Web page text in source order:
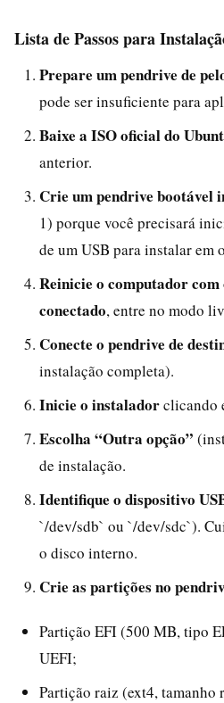
Lista de Passos para
Prepare um pendrive de
pode ser insuficiente para
Baixe a ISO oficial do
anterior.
Crie um pendrive bootável
1) porque você precisará
de um USB para instalar em
Reinicie o computador
conectado, entre no modo
Conecte o pendrive de
instalação completa).
Inicie o instaladorclicando
Escolha “Outra opção”
de instalação.
Identifique o dispositivo
`/dev/sdb` ou `/dev/sdc`).
o disco interno.
Crie as partições no
Partição EFI (500 MB, tipo
UEFI;
Partição raiz (ext4, tamanho